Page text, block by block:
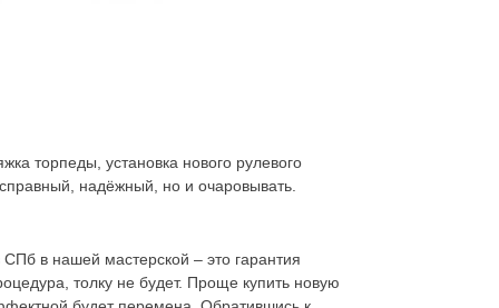
торпеды, установка нового рулевого
надёжный, но и очаровывать.
в нашей мастерской – это гарантия
толку не будет. Проще купить новую